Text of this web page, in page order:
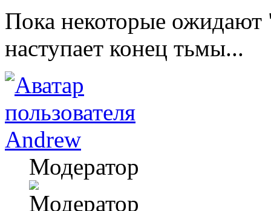
Пока некоторые ожидают
наступает конец тьмы...
Andrew
Модератор